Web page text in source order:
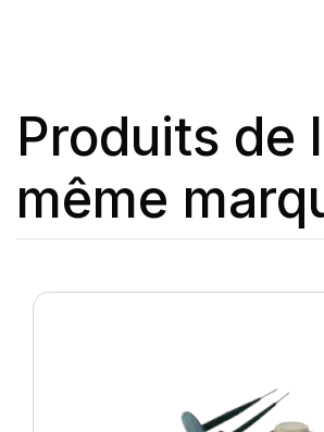
Produits de
même